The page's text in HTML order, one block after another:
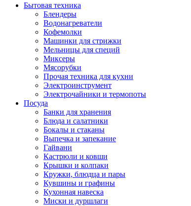
Бытовая техника
Блендеры
Водонагреватели
Кофемолки
Машинки для стрижки
Мельницы для специй
Миксеры
Мясорубки
Прочая техника для кухни
Электроинструмент
Электрочайники и термопоты
Посуда
Банки для хранения
Блюда и салатники
Бокалы и стаканы
Выпечка и запекание
Гайвани
Кастрюли и ковши
Крышки и колпаки
Кружки, блюдца и пары
Кувшины и графины
Кухонная навеска
Миски и дуршлаги